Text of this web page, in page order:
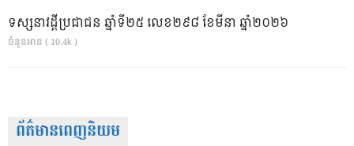
ទស្សនាវដ្ដីប្រជាជន ឆ្នាំទី២៥ លេខ២៩៨ ខែមីនា ឆ្នាំ២០២៦
ចំនួនអាន ( 10.4k )
ព័ត៌មានពេញនិយម